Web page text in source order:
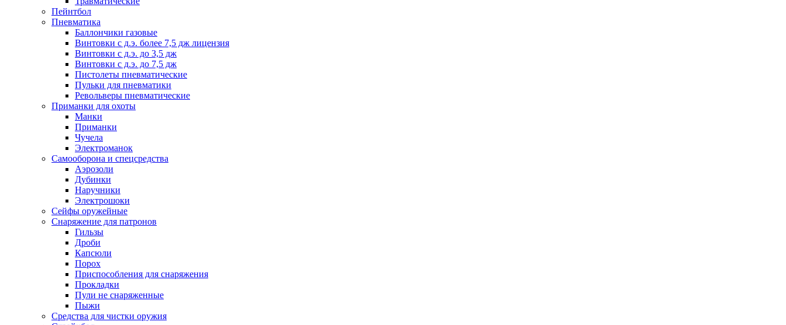
Пейнтбол
Пневматика
Баллончики газовые
Винтовки с д.э. более 7,5 дж лицензия
Винтовки с д.э. до 3,5 дж
Винтовки с д.э. до 7,5 дж
Пистолеты пневматические
Пульки для пневматики
Револьверы пневматические
Приманки для охоты
Манки
Приманки
Чучела
Электроманок
Самооборона и спецсредства
Аэрозоли
Дубинки
Наручники
Электрошоки
Сейфы оружейные
Снаряжение для патронов
Гильзы
Дроби
Капсюли
Порох
Приспособления для снаряжения
Прокладки
Пули не снаряженные
Пыжи
Средства для чистки оружия